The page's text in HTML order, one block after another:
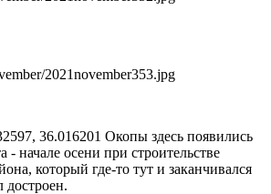
36.016201 Окопы здесь появились
- начале осени при строительстве
который где-то тут и заканчивался